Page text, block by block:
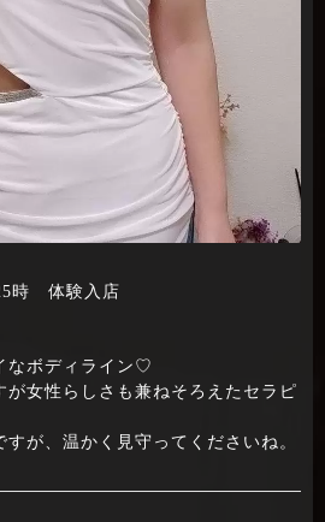
時 体験入店
なボディライン♡
が女性らしさも兼ねそろえたセラピ
が、温かく見守ってくださいね。